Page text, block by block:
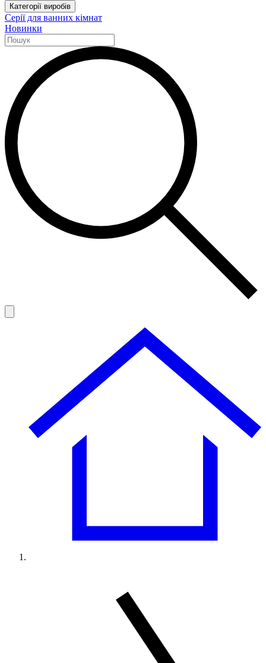
Категорії виробів
Серії для ванних кімнат
Новинки